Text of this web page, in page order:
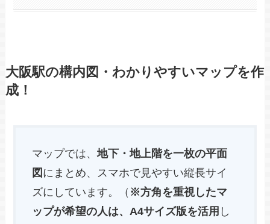
大阪駅の構内図・わかりやすいマップを作
成！
マップでは、地下・地上階を一枚の平面
図 にまとめ、スマホで見やすい縦長サイ
ズにしています。（ ※方角を重視したマ
ップが希望の人は、A4サイズ版を活用 し